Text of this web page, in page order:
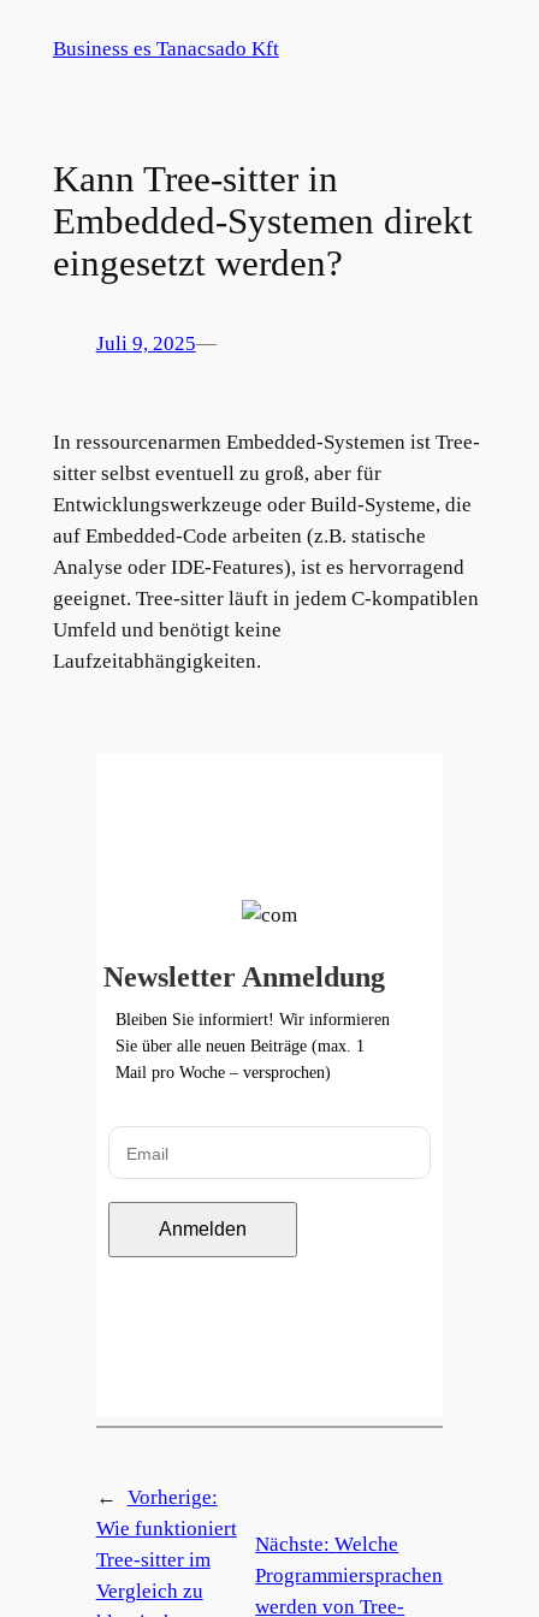
InhaltBusiness es Tanacsado Kft
Kann Tree-sitter in
Embedded-Systemen direkt
eingesetzt werden?
Juli 9, 2025—
In ressourcenarmen Embedded-Systemen ist Tree-
sitter selbst eventuell zu groß, aber für
Entwicklungswerkzeuge oder Build-Systeme, die
auf Embedded-Code arbeiten (z.B. statische
Analyse oder IDE-Features), ist es hervorragend
geeignet. Tree-sitter läuft in jedem C-kompatiblen
Umfeld und benötigt keine
Laufzeitabhängigkeiten.
Newsletter Anmeldung
Bleiben Sie informiert! Wir informieren
Sie über alle neuen Beiträge (max. 1
Mail pro Woche – versprochen)
Anmelden
←
Vorherige:
Wie funktioniert
Tree-sitter im
Vergleich zu
Nächste:Welche
Programmiersprachen
werden von Tree-